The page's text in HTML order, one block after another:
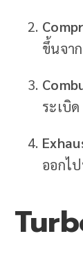
ขึ้นจา
ระเบิ
ออกไ